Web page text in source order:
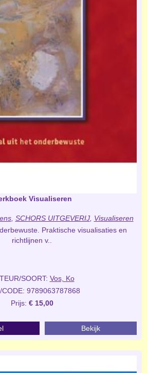
Visualiseren
, SCHORS UITGEVERIJ, Visualiseren
Praktische visualisaties en
richtlijnen v..
SOORT: Vos, Ko
CODE: 9789063787868
Prijs: € 15,00
Bekijk